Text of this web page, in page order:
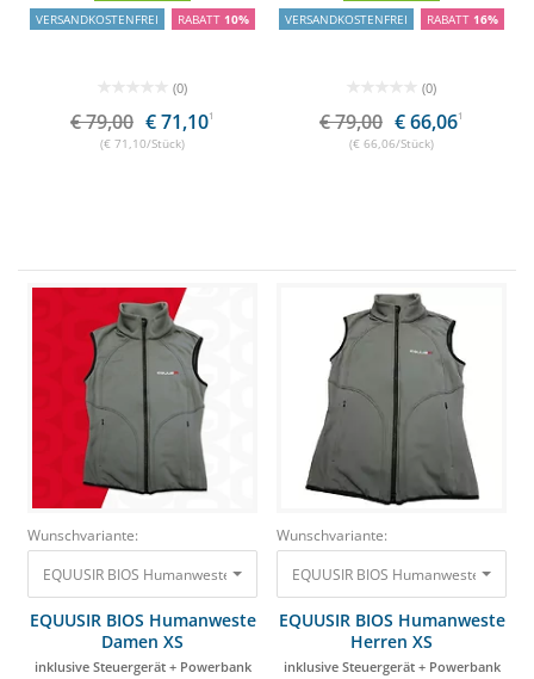
VERSANDKOSTENFREI
RABATT 10%
(0)
€ 79,00 € 71,101
(€ 71,10/Stück)
VERSANDKOSTENFREI
RABATT 16%
(0)
€ 79,00 € 66,061
(€ 66,06/Stück)
Wunschvariante:
EQUUSIR BIOS Humanweste Damen XS inklusive Steuergerät +
EQUUSIR BIOS Humanweste
Damen XS
inklusive Steuergerät + Powerbank
Wunschvariante:
EQUUSIR BIOS Humanweste
EQUUSIR BIOS Humanweste
Herren XS
inklusive Steuergerät + Powerbank